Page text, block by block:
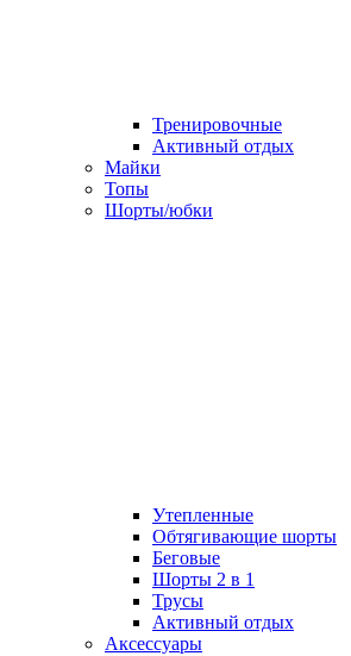
Тренировочные
Активный отдых
Майки
Топы
Шорты/юбки
Утепленные
Обтягивающие шорты
Беговые
Шорты 2 в 1
Трусы
Активный отдых
Аксессуары